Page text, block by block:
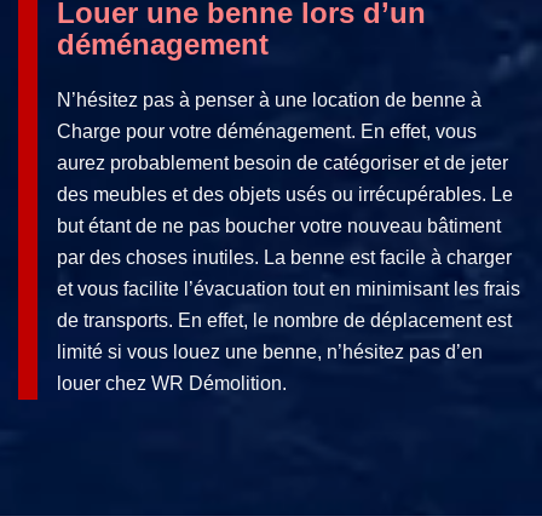
Louer une benne lors d’un
déménagement
N’hésitez pas à penser à une location de benne à
Charge pour votre déménagement. En effet, vous
aurez probablement besoin de catégoriser et de jeter
des meubles et des objets usés ou irrécupérables. Le
but étant de ne pas boucher votre nouveau bâtiment
par des choses inutiles. La benne est facile à charger
et vous facilite l’évacuation tout en minimisant les frais
de transports. En effet, le nombre de déplacement est
limité si vous louez une benne, n’hésitez pas d’en
louer chez WR Démolition.